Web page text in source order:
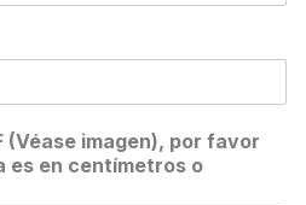
(Véase imagen), por favor
es en centímetros o